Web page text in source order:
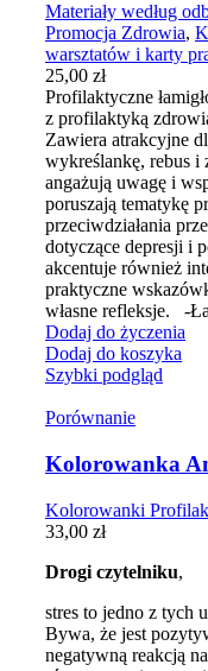
Materiały według
Promocja Zdrowia,
warsztatów i karty
25,00 zł
Profilaktyczne
z profilaktyką
Zawiera atrakcyjne
wykreślankę, rebus i
angażują uwagę i
poruszają tematykę
przeciwdziałania
dotyczące depresji i
akcentuje również
praktyczne
własne refleksje. -
Dodaj do życzenia
Dodaj do koszyka
Szybki podgląd
Porównanie
Kolorowanka
Kolorowanki
33,00 zł
Drogi czytelniku,
stres to jedno z tych
Bywa, że jest
negatywną reakcją